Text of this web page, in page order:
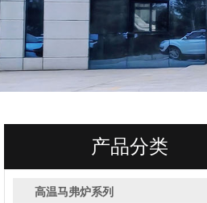
产品分类
高温马弗炉系列